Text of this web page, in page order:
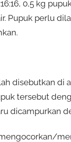
0,5 kg
Pupuk perlu
disebutkan di
tersebut
dicampurkan